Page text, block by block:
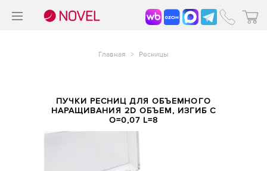
Главная > Ресницы
ПУЧКИ РЕСНИЦ ДЛЯ ОБЪЕМНОГО
НАРАЩИВАНИЯ 2D ОБЪЕМ, ИЗГИБ C
O=0,07 L=8